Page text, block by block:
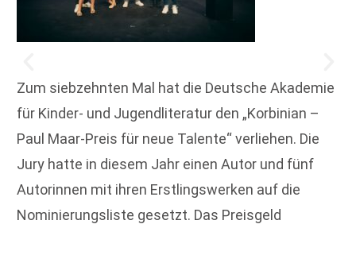
Zum siebzehnten Mal hat die Deutsche Akademie
für Kinder- und Jugendliteratur den „Korbinian –
Paul Maar-Preis für neue Talente“ verliehen. Die
Jury hatte in diesem Jahr einen Autor und fünf
Autorinnen mit ihren Erstlingswerken auf die
Nominierungsliste gesetzt. Das Preisgeld